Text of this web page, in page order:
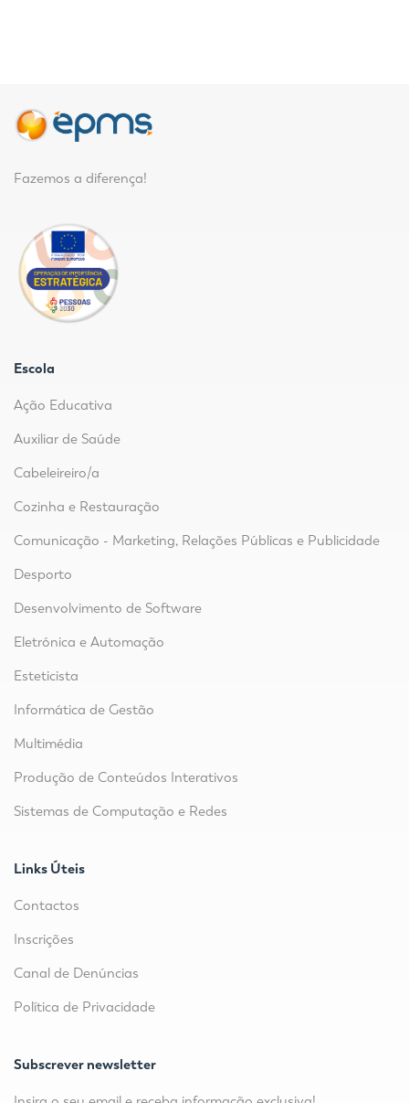
Fazemos a diferença!
Escola
Ação Educativa
Auxiliar de Saúde
Cabeleireiro/a
Cozinha e Restauração
Comunicação - Marketing, Relações Públicas e Publicidade
Desporto
Desenvolvimento de Software
Eletrónica e Automação
Esteticista
Informática de Gestão
Multimédia
Produção de Conteúdos Interativos
Sistemas de Computação e Redes
Links Úteis
Contactos
Inscrições
Canal de Denúncias
Política de Privacidade
Subscrever newsletter